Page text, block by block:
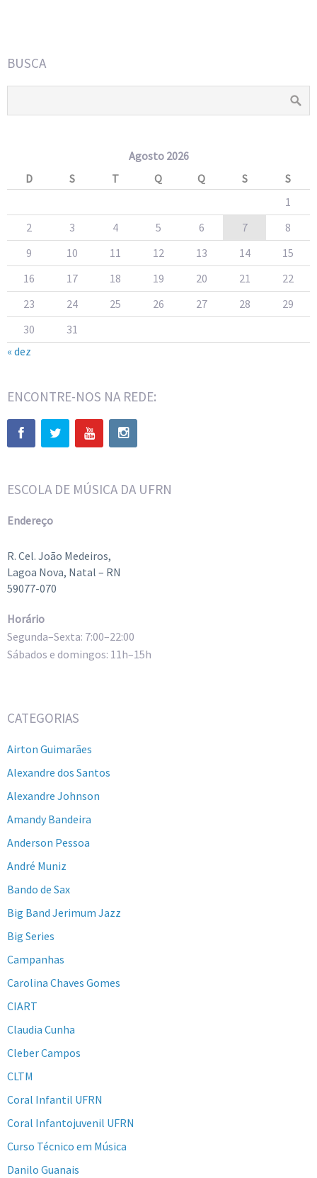
BUSCA
Agosto 2026
D
S T Q Q S
S
1
2
3 4 5 6 7
8
9
10 11 12 13 14
15
16
17 18 19 20 21
22
23
24 25 26 27 28
29
30
31
« dez
ENCONTRE-NOS NA REDE:
ESCOLA DE MÚSICA DA UFRN
Endereço
R. Cel. João Medeiros,
Lagoa Nova, Natal – RN
59077-070
Horário
Segunda–Sexta: 7:00–22:00
Sábados e domingos: 11h–15h
CATEGORIAS
Airton Guimarães
Alexandre dos Santos
Alexandre Johnson
Amandy Bandeira
Anderson Pessoa
André Muniz
Bando de Sax
Big Band Jerimum Jazz
Big Series
Campanhas
Carolina Chaves Gomes
CIART
Claudia Cunha
Cleber Campos
CLTM
Coral Infantil UFRN
Coral Infantojuvenil UFRN
Curso Técnico em Música
Danilo Guanais